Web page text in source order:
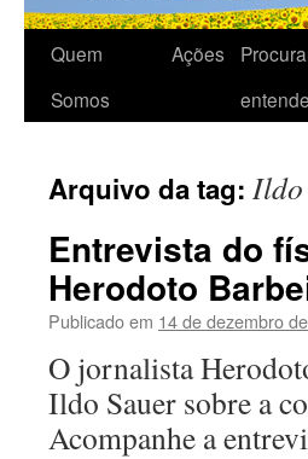
Quem
Somos
Ações
Arquivo da tag: Ildo
Entrevista do
Herodoto
Publicado em 14 de dezembro
O jornalista
Ildo Sauer sobre a
Acompanhe a